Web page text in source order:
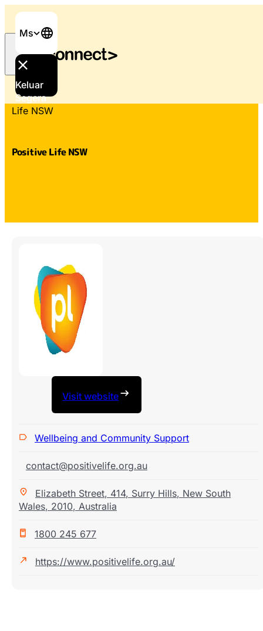
Ms
Keluar
Segera
Laman Utama
Life NSW
Positive Life NSW
Visit website
Wellbeing and Community Support
contact@positivelife.org.au
Elizabeth Street, 414, Surry Hills, New South
Wales, 2010, Australia
1800 245 677
https://www.positivelife.org.au/